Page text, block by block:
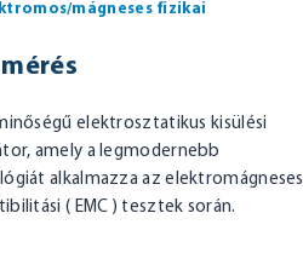
mágneses fizikai
mérés
elektrosztatikus kisülési
amely a legmodernebb
alkalmazza az elektromágneses
( EMC ) tesztek során.